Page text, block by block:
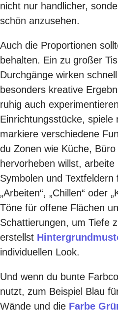
nicht nur handlicher,
schön anzusehen.
Auch die Proportionen
behalten. Ein zu großer
Durchgänge wirken
besonders kreative
ruhig auch
Einrichtungsstücke, spiele
markiere verschiedene
du Zonen wie Küche,
hervorheben willst,
Symbolen und Textfeldern
„Arbeiten“, „Chillen“ oder
Töne für offene Flächen
Schattierungen, um Tiefe
erstellst
individuellen Look.
Und wenn du bunte
nutzt, zum Beispiel Blau
Wände und die Farbe